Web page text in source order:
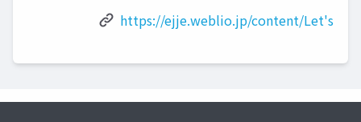
https://ejje.weblio.jp/content/Let's